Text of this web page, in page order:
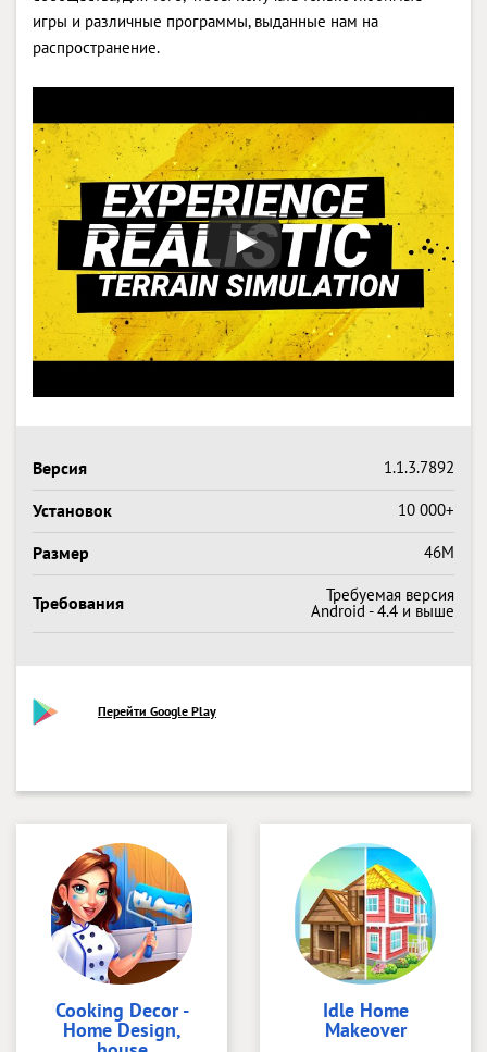
игры и различные программы, выданные нам на
распространение.
Версия 1.1.3.7892
Установок 10 000+
Размер 46M
Требования Требуемая версия
Android - 4.4 и выше
Перейти Google Play
Cooking Decor -
Home Design,
Idle Home
Makeover